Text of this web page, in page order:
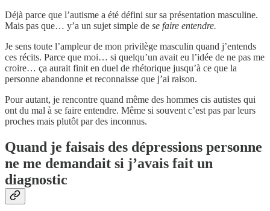
Déjà parce que l’autisme a été défini sur sa présentation masculine.
Mais pas que… y’a un sujet simple de se faire entendre.
Je sens toute l’ampleur de mon privilège masculin quand j’entends
ces récits. Parce que moi… si quelqu’un avait eu l’idée de ne pas me
croire… ça aurait finit en duel de rhétorique jusqu’à ce que la
personne abandonne et reconnaisse que j’ai raison.
Pour autant, je rencontre quand même des hommes cis autistes qui
ont du mal à se faire entendre. Même si souvent c’est pas par leurs
proches mais plutôt par des inconnus.
Quand je faisais des dépressions personne
ne me demandait si j’avais fait un
diagnostic